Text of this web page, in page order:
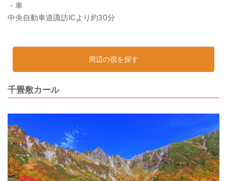
・車
中央自動車道諏訪ICより約30分
周辺の宿を探す
千畳敷カール